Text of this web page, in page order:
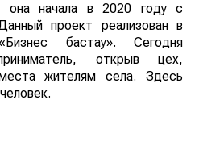
она начала в 2020 году с
проект реализован в
бастау». Сегодня
открыв цех,
жителям села. Здесь